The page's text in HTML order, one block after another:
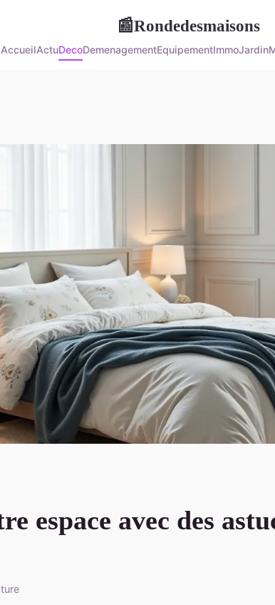
📰Rondedesmaisons
AccueilActuDecoDemenagementEquipementImmoJardin
espace avec des